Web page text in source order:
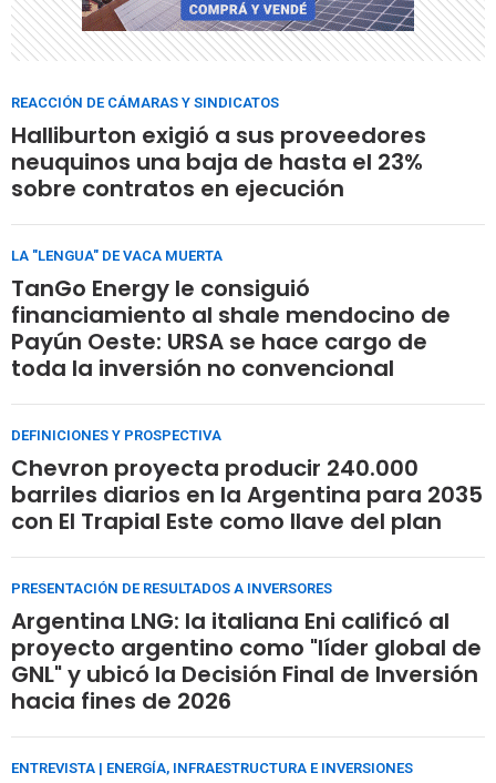
REACCIÓN DE CÁMARAS Y SINDICATOS
Halliburton exigió a sus proveedores
neuquinos una baja de hasta el 23%
sobre contratos en ejecución
LA "LENGUA" DE VACA MUERTA
TanGo Energy le consiguió
financiamiento al shale mendocino de
Payún Oeste: URSA se hace cargo de
toda la inversión no convencional
DEFINICIONES Y PROSPECTIVA
Chevron proyecta producir 240.000
barriles diarios en la Argentina para 2035
con El Trapial Este como llave del plan
PRESENTACIÓN DE RESULTADOS A INVERSORES
Argentina LNG: la italiana Eni calificó al
proyecto argentino como "líder global de
GNL" y ubicó la Decisión Final de Inversión
hacia fines de 2026
ENTREVISTA | ENERGÍA, INFRAESTRUCTURA E INVERSIONES